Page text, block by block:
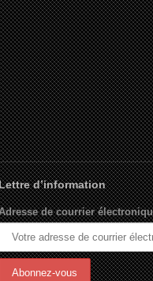
d’information
de courrier